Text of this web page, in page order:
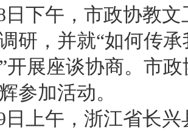
日下午，市政协教
研，并就“如何传
开展座谈协商。市
参加活动。
日上午，浙江省长